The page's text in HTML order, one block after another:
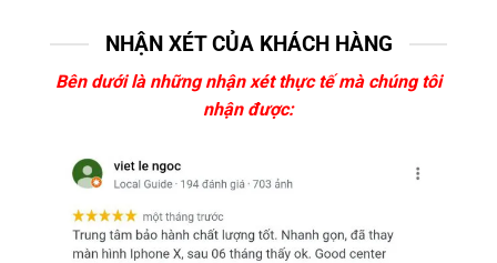
NHẬN XÉT CỦA KHÁCH HÀNG
Bên dưới là những nhận xét thực tế mà chúng tôi
nhận được: